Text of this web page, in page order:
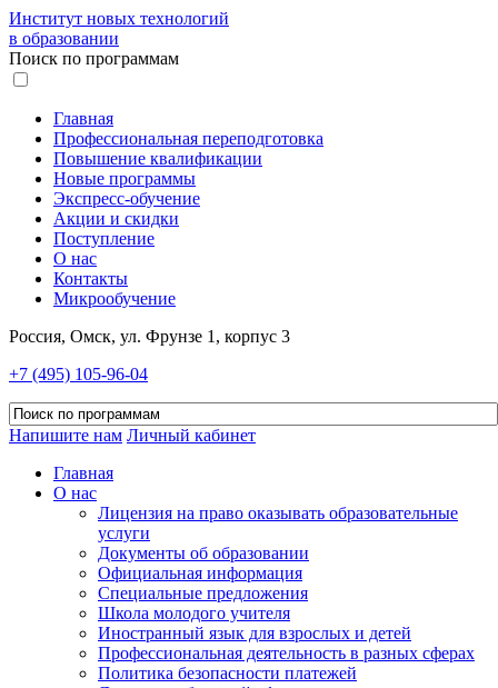
Институт новых технологий
в образовании
Поиск по программам
Главная
Профессиональная переподготовка
Повышение квалификации
Новые программы
Экспресс-обучение
Акции и скидки
Поступление
О нас
Контакты
Микрообучение
Россия, Омск, ул. Фрунзе 1, корпус 3
+7 (495) 105-96-04
Напишите нам Личный кабинет
Главная
О нас
Лицензия на право оказывать образовательные
услуги
Документы об образовании
Официальная информация
Специальные предложения
Школа молодого учителя
Иностранный язык для взрослых и детей
Профессиональная деятельность в разных сферах
Политика безопасности платежей